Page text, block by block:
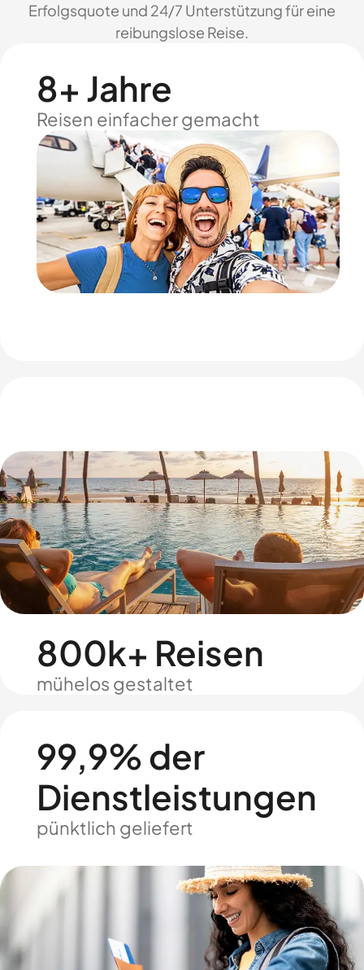
Erfolgsquote und 24/7 Unterstützung für eine
reibungslose Reise.
8+ Jahre
Reisen einfacher gemacht
800k+ Reisen
mühelos gestaltet
99,9% der
Dienstleistungen
pünktlich geliefert